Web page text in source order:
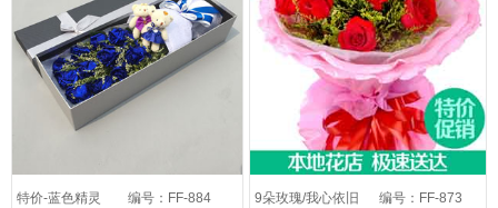
特价-蓝色精灵 编号：FF-884 9朵玫瑰/我心依旧 编号：FF-873